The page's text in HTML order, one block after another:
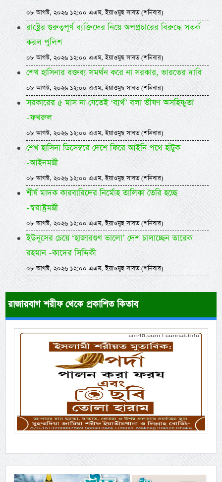
০৮ আগস্ট, ২০২৬ ১২:০০ এএম, ইয়াওমুছ সাবত (শনিবার)
রাষ্ট্রের গুরুত্বপূর্ণ ব্যক্তিদের নিয়ে অপপ্রচারের বিরুদ্ধে সতর্ক
করল পুলিশ
০৮ আগস্ট, ২০২৬ ১২:০০ এএম, ইয়াওমুছ সাবত (শনিবার)
শেখ হাসিনার বক্তব্য সমর্থন করে না সরকার, ভারতের দাবি
০৮ আগস্ট, ২০২৬ ১২:০০ এএম, ইয়াওমুছ সাবত (শনিবার)
সরকারের ৫ মাস না যেতেই ‘ব্যর্থ’ বলা ভীষণ অসহিষ্ণুতা
-ফখরুল
০৮ আগস্ট, ২০২৬ ১২:০০ এএম, ইয়াওমুছ সাবত (শনিবার)
শেখ হাসিনা ডিসেম্বরে দেশে ফিরে আইনি পথে হাঁটুক
-আইনমন্ত্রী
০৮ আগস্ট, ২০২৬ ১২:০০ এএম, ইয়াওমুছ সাবত (শনিবার)
শীর্ষ মাদক কারবারিদের নির্মোহ তালিকা তৈরি হচ্ছে
-স্বরাষ্ট্রমন্ত্রী
০৮ আগস্ট, ২০২৬ ১২:০০ এএম, ইয়াওমুছ সাবত (শনিবার)
ইউনূসের চেয়ে ‘হাজারগুণ ভালো’ দেশ চালাচ্ছেন তারেক
রহমান -কাদের সিদ্দিকী
০৮ আগস্ট, ২০২৬ ১২:০০ এএম, ইয়াওমুছ সাবত (শনিবার)
রাজারবাগ শরীফ থেকে প্রকাশিত কিতাব